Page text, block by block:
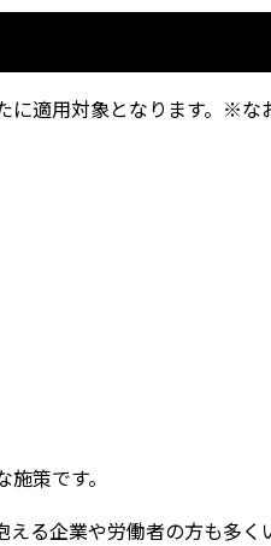
に適用対象となります。※な
策です。
える企業や労働者の方も多く